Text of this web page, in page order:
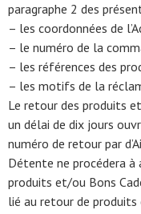
paragraphe 2 des
– les coordonnées de
– le numéro de la
– les références des
– les motifs de la
Le retour des produits
un délai de dix jours
numéro de retour par
Détente ne procédera à
produits et/ou Bons
lié au retour de produits